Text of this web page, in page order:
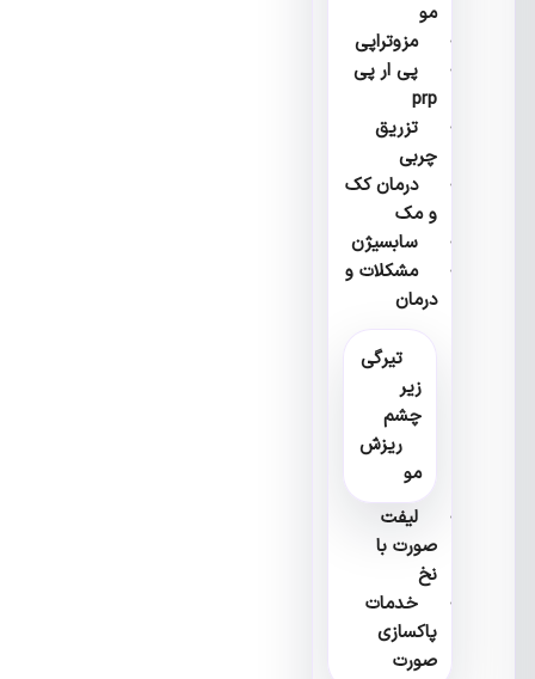
مزوتراپی
پی ار پی
تزریق
چربی
درمان کک
و مک
سابسیژن
مشکلات و
درمان
تیرگی
چشم
ریزش
لیفت
صورت با
خدمات
پاکسازی
صورت